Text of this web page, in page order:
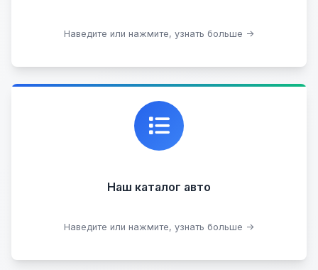
Наведите или нажмите, узнать больше →
Подобрать авто
Наш каталог авто
Наведите или нажмите, узнать больше →
Каталог проверенных автомобилей в отличном
состоянии, где вы можете найти подробную
информацию о каждом авто.
Посмотреть каталог